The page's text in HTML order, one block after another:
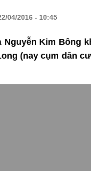
04/2016 - 10:45
Nguyễn Kim Bông
(nay cụm dân